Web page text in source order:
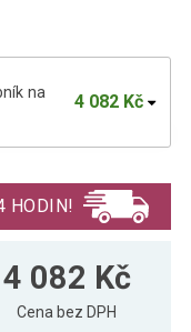
na
4 082 Kč
3 593 Kč
HODIN!
4 082 Kč
Cena bez DPH